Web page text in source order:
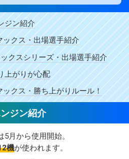
ジン紹介
ックス・出場選手紹介
クスシリーズ・出場選手紹介
上がりが心配
ックス・勝ち上がりルール！
ジン紹介
5月から使用開始。
機が使われます。